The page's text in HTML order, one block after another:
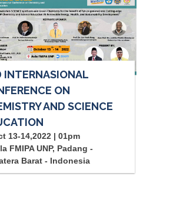
INTERNASIONAL
ON
AND SCIENCE
13-14,2022 | 01pm
FMIPA UNP, Padang -
Barat - Indonesia